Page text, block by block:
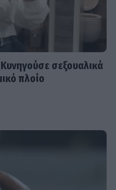
σεξουαλικά
πλοίο